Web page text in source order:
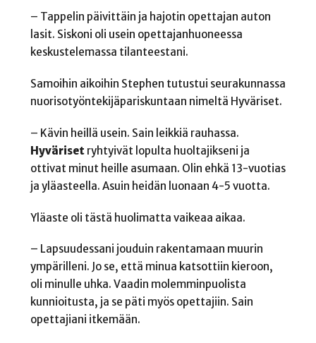
– Tappelin päivittäin ja hajotin opettajan auton
lasit. Siskoni oli usein opettajanhuoneessa
keskustelemassa tilanteestani.
Samoihin aikoihin Stephen tutustui seurakunnassa
nuorisotyöntekijäpariskuntaan nimeltä Hyväriset.
– Kävin heillä usein. Sain leikkiä rauhassa.
Hyvärisetryhtyivät lopulta huoltajikseni ja
ottivat minut heille asumaan. Olin ehkä 13-vuotias
ja yläasteella. Asuin heidän luonaan 4-5 vuotta.
Yläaste oli tästä huolimatta vaikeaa aikaa.
– Lapsuudessani jouduin rakentamaan muurin
ympärilleni. Jo se, että minua katsottiin kieroon,
oli minulle uhka. Vaadin molemminpuolista
kunnioitusta, ja se päti myös opettajiin. Sain
opettajiani itkemään.